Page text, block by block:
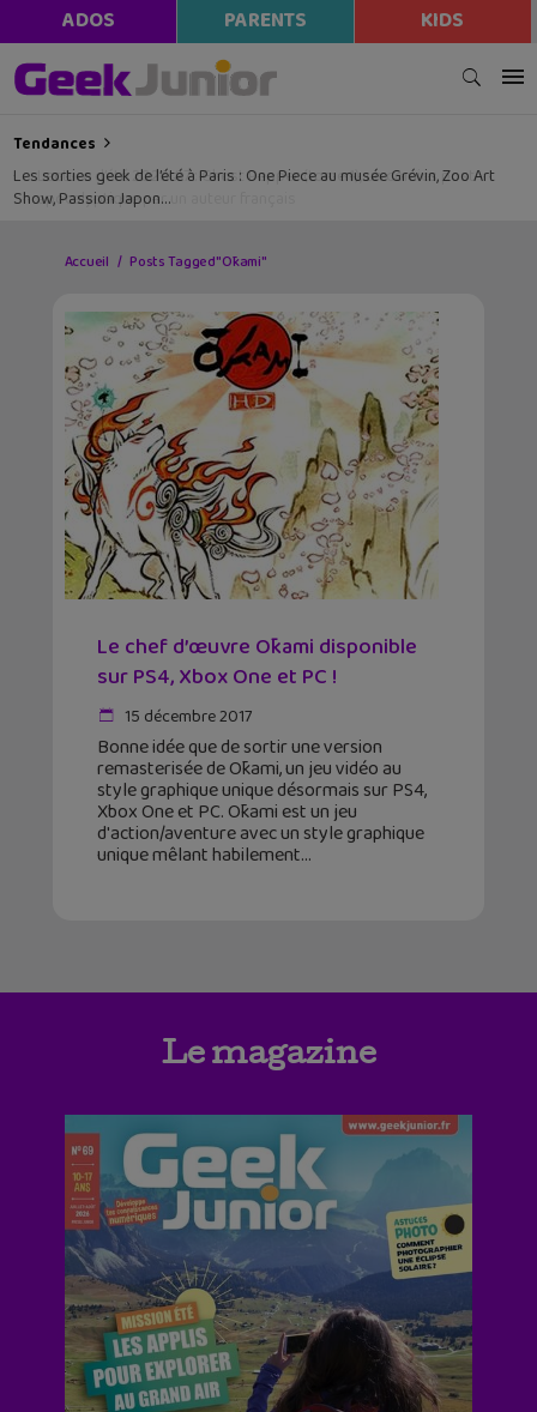
ADOS PARENTS KIDS
Tendances
Les sorties geek de l’été à Paris : One Piece au musée Grévin, Zoo Art
Show, Passion Japon…
Accueil Posts Tagged "Ōkami"
Le chef d’œuvre Ōkami disponible
sur PS4, Xbox One et PC !
15 décembre 2017
Bonne idée que de sortir une version
remasterisée de Ōkami, un jeu vidéo au
style graphique unique désormais sur PS4,
Xbox One et PC. Ōkami est un jeu
d'action/aventure avec un style graphique
unique mêlant habilement
Le magazine